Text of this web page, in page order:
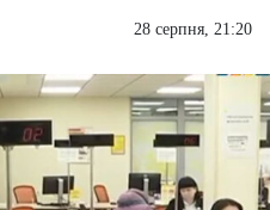
28 серпня, 21:20